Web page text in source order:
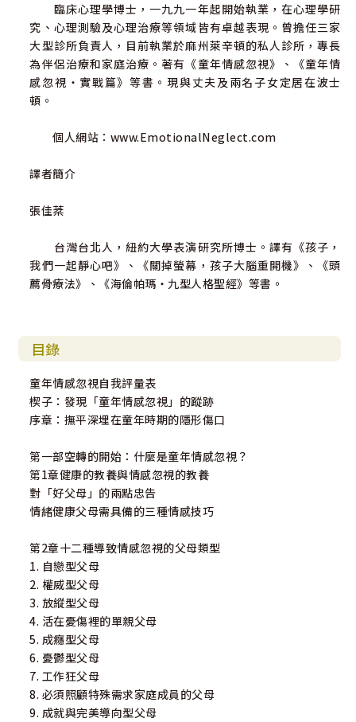
7. 極力想隱藏真實情感：覺得一旦深交，別人就不會喜
歡我了。
8. 無力滋養自己和別人：不喜歡需要別人，也不喜歡被
別人需要。
9. 缺乏自我紀律：做事常拖拖拉拉、雜亂無章。
10. 述情障礙：無法覺察、瞭解、表達自己的情緒。
【修復童年情感忽視的10個練習】
的情緒
3.「請求幫助」改變清單
5.「快樂優先」改變清單
6.「飲食習慣」改變清單
7.「運動」改變清單
10.「自我安慰」改變清單
專家推薦
丁郁芙／臨床心理師
協進會前理事長
吳姵瑩／諮商心理師、愛心理創辦人
林靜如／律師娘
周志建／心理博士、資深諮商師、故事療癒作家
陳志恆／諮商心理師、作家
陳鴻彬／諮商心理師、資深輔導教師
許皓宜／諮商心理師、作家
黃之盈／諮商心理師、作家、輔導老師
黃柏嘉／諮商心理師
張德芬／心靈作家
楊聰財／楊聰才身心診所院長
蘇益賢／臨床心理師
（以上依姓氏筆劃排列）
臨床心理學博士，一九九一年起開始執業，在心理學研
究、心理測驗及心理治療等領域皆有卓越表現。曾擔任三家
大型診所負責人，目前執業於麻州萊辛頓的私人診所，專長
為伴侶治療和家庭治療。著有《童年情感忽視》、《童年情
感忽視・實戰篇》等書。現與丈夫及兩名子女定居在波士
頓。
個人網站：www.EmotionalNeglect.com
譯者簡介
張佳棻
台灣台北人，紐約大學表演研究所博士。譯有《孩子，
我們一起靜心吧》、《關掉螢幕，孩子大腦重開機》、《頭
薦骨療法》、《海倫帕瑪・九型人格聖經》等書。
目錄
童年情感忽視自我評量表
楔子：發現「童年情感忽視」的蹤跡
序章：撫平深埋在童年時期的隱形傷口
第一部空轉的開始：什麼是童年情感忽視？
第1章健康的教養與情感忽視的教養
對「好父母」的兩點忠告
情緒健康父母需具備的三種情感技巧
第2章十二種導致情感忽視的父母類型
1. 自戀型父母
2. 權威型父母
3. 放縱型父母
4. 活在憂傷裡的單親父母
5. 成癮型父母
6. 憂鬱型父母
7. 工作狂父母
8. 必須照顧特殊需求家庭成員的父母
9. 成就與完美導向型父母